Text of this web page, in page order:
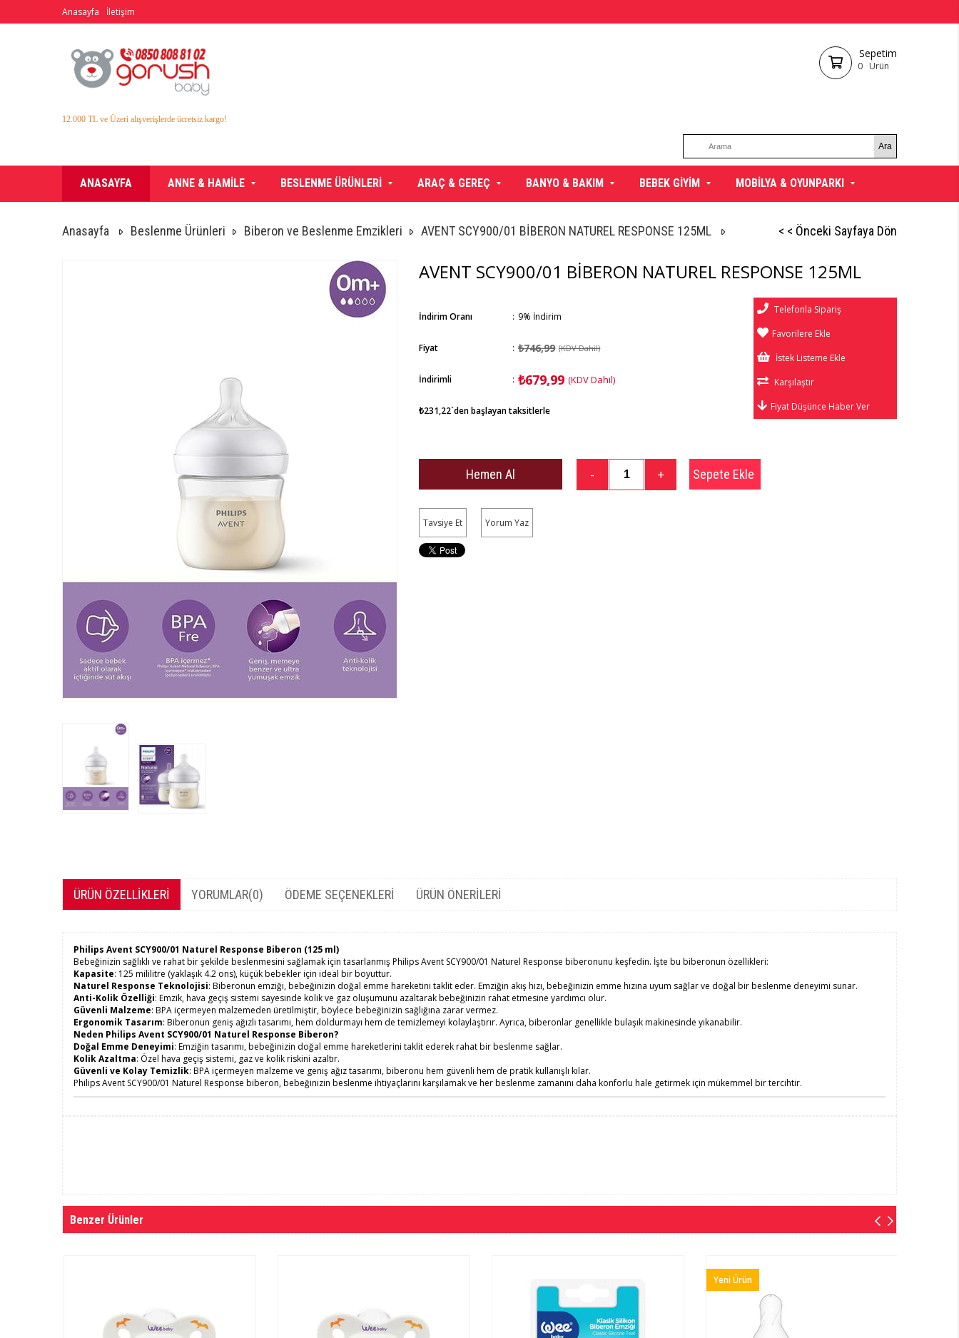
12.000 TL ve Üzeri alışverişlerde ücretsiz kargo!
Anasayfa İletişim
Sepetim
0 Ürün
ANASAYFA ANNE & HAMİLE BESLENME ÜRÜNLERİ ARAÇ & GEREÇ BANYO & BAKIM BEBEK GİYİM MOBİLYA & OYUNPARKI
Anasayfa Beslenme Ürünleri Biberon ve Beslenme Emzikleri AVENT SCY900/01 BİBERON NATUREL RESPONSE 125ML < < Önceki Sayfaya Dön
AVENT SCY900/01 BİBERON NATUREL RESPONSE 125ML
İndirim Oranı : %
9 İndirim
Fiyat : ₺746,99 (KDV Dahil)
İndirimli : ₺679,99 (KDV Dahil)
₺231,22`den başlayan taksitlerle
Telefonla Sipariş
Favorilere Ekle
İstek Listeme Ekle
Karşılaştır
Fiyat Düşünce Haber Ver
Tavsiye Et Yorum Yaz
ÜRÜN ÖZELLIKLERI YORUMLAR(0) ÖDEME SEÇENEKLERI ÜRÜN ÖNERILERI
Philips Avent SCY900/01 Naturel Response Biberon (125 ml)
Bebeğinizin sağlıklı ve rahat bir şekilde beslenmesini sağlamak için tasarlanmış Philips Avent SCY900/01 Naturel Response biberonunu keşfedin. İşte bu biberonun özellikleri:
Kapasite: 125 mililitre (yaklaşık 4.2 ons), küçük bebekler için ideal bir boyuttur.
Naturel Response Teknolojisi: Biberonun emziği, bebeğinizin doğal emme hareketini taklit eder. Emziğin akış hızı, bebeğinizin emme hızına uyum sağlar ve doğal bir beslenme deneyimi sunar.
Anti-Kolik Özelliği: Emzik, hava geçiş sistemi sayesinde kolik ve gaz oluşumunu azaltarak bebeğinizin rahat etmesine yardımcı olur.
Güvenli Malzeme: BPA içermeyen malzemeden üretilmiştir, böylece bebeğinizin sağlığına zarar vermez.
Ergonomik Tasarım: Biberonun geniş ağızlı tasarımı, hem doldurmayı hem de temizlemeyi kolaylaştırır. Ayrıca, biberonlar genellikle bulaşık makinesinde yıkanabilir.
Neden Philips Avent SCY900/01 Naturel Response Biberon?
Doğal Emme Deneyimi: Emziğin tasarımı, bebeğinizin doğal emme hareketlerini taklit ederek rahat bir beslenme sağlar.
Kolik Azaltma: Özel hava geçiş sistemi, gaz ve kolik riskini azaltır.
Güvenli ve Kolay Temizlik: BPA içermeyen malzeme ve geniş ağız tasarımı, biberonu hem güvenli hem de pratik kullanışlı kılar.
Philips Avent SCY900/01 Naturel Response biberon, bebeğinizin beslenme ihtiyaçlarını karşılamak ve her beslenme zamanını daha konforlu hale getirmek için mükemmel bir tercihtir.
Benzer Ürünler
Yeni Ürün